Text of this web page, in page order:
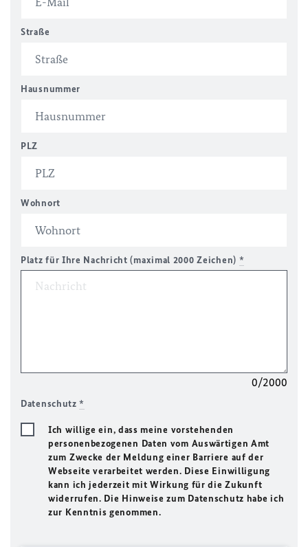
Straße
Hausnummer
PLZ
Wohnort
Platz für Ihre Nachricht (maximal 2000 Zeichen) *
0/2000
Datenschutz*
Ich willige ein, dass meine vorstehenden
personenbezogenen Daten vom Auswärtigen Amt
zum Zwecke der Meldung einer Barriere auf der
Webseite verarbeitet werden. Diese Einwilligung
kann ich jederzeit mit Wirkung für die Zukunft
widerrufen. Die Hinweise zum Datenschutz habe ich
zur Kenntnis genommen.